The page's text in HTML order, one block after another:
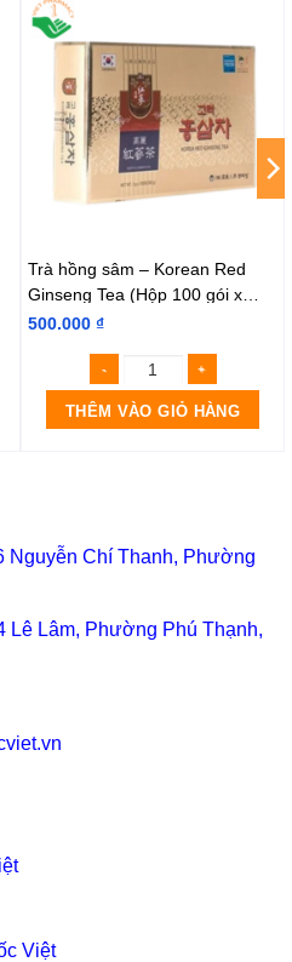
Trà hồng sâm – Korean Red
Ginseng Tea (Hộp 100 gói x
300g)
500.000 ₫
THÊM VÀO GIỎ HÀNG
Nguyễn Chí Thanh, Phường
Lê Lâm, Phường Phú Thạnh,
Việt